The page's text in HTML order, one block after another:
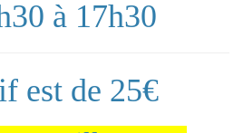
à 17h30
est de 25€